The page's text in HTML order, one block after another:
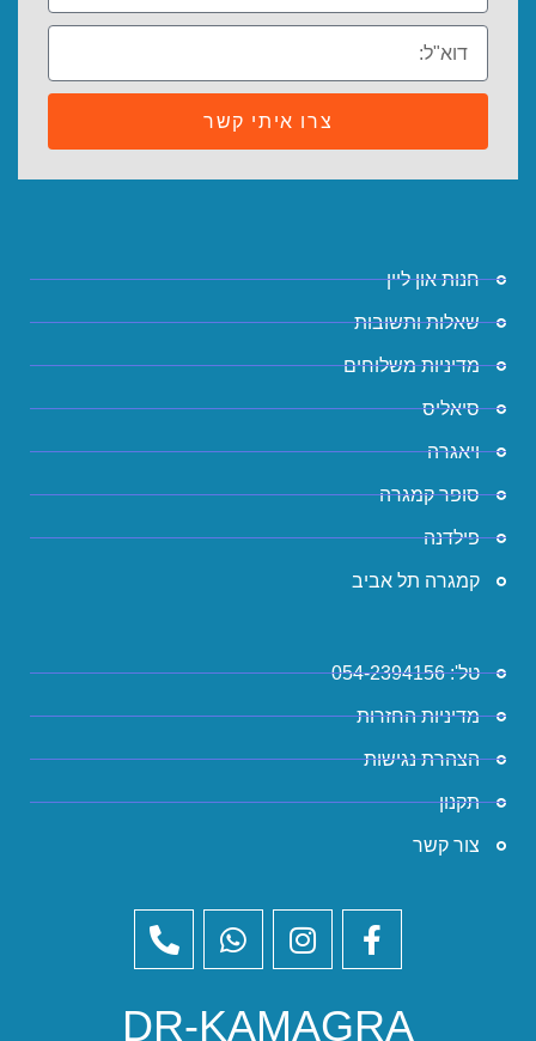
צרו איתי קשר
חנות און ליין
שאלות ותשובות
מדיניות משלוחים
סיאליס
ויאגרה
סופר קמגרה
פילדנה
קמגרה תל אביב
טל': 054-2394156
מדיניות החזרות
הצהרת נגישות
תקנון
צור קשר
DR-KAMAGRA